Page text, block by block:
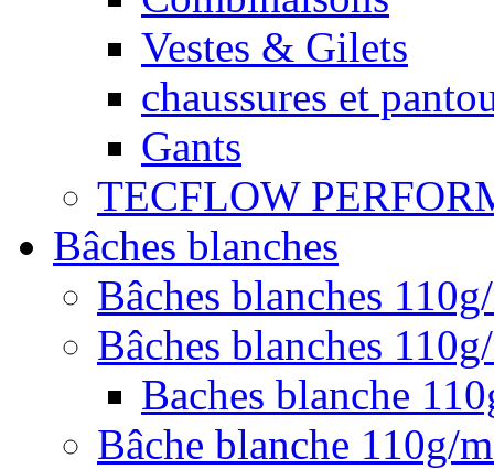
Vestes & Gilets
chaussures et
Gants
TECFLOW
Bâches blanches
Bâches blanches
Bâches blanches
Baches blanche
Bâche blanche 110g/